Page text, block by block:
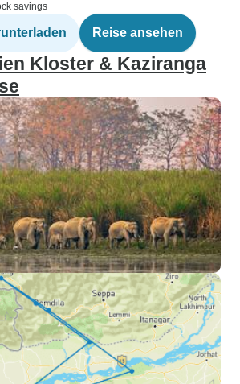
savings
Reise ansehen
Kloster & Kaziranga